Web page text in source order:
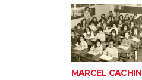
MARCEL CACHIN